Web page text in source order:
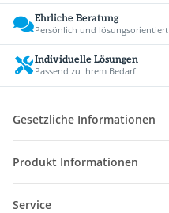
Ehrliche Beratung
Persönlich und lösungsorientiert
Individuelle Lösungen
Passend zu Ihrem Bedarf
Gesetzliche Informationen
Produkt Informationen
Service